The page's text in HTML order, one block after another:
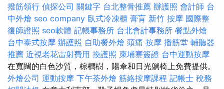
撥筋領行 偵探公司 關鍵字 台北整骨推薦 辦護照 會計師 台
中外燴 seo company 臥式冷凍櫃 膏肓 新竹 按摩 國際整
復師證照 seo軟體 記帳事務所 台北會計事務所 餐點外燴
台中泰式按摩 辦護照 自助餐外燴 頭痛 按摩 播筋堂 輔聽器
推薦 近視老花雷射費用 換護照 柬埔寨簽證 台中運動按摩
在寬闊的白色沙質，棕櫚樹，陽傘和日光躺椅上免費提供。
外燴公司 運動按摩 下午茶外燴 筋絡按摩課程 記帳士 稅務